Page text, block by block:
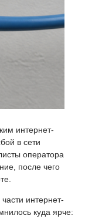
интернет-
в сети
оператора
после чего
интернет-
куда ярче: